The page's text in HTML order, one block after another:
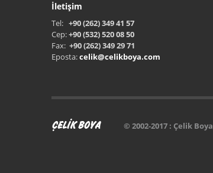
İletişim
Tel: +90 (262) 349 41 57
Cep:+90 (532) 520 08 50
Fax: +90 (262) 349 29 71
Eposta:celik@celikboya.com
© 2002-2017 : Çelik Boya